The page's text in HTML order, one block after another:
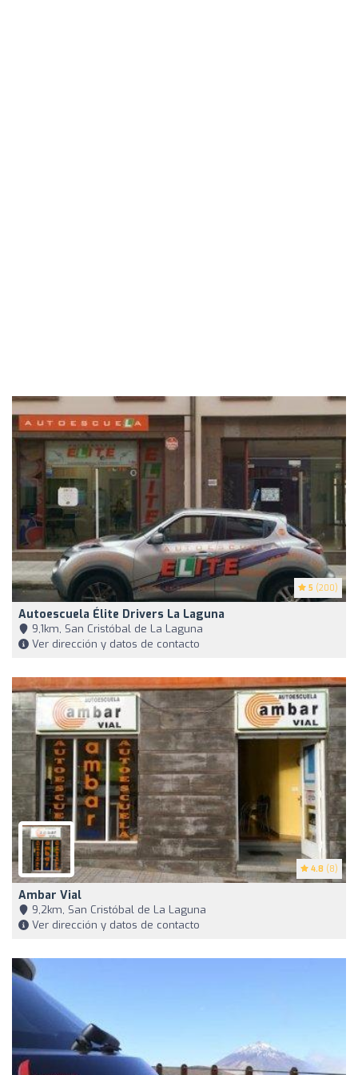
5 (200)
Autoescuela Élite Drivers La Laguna
9,1km, San Cristóbal de La Laguna
Ver dirección y datos de contacto
4.8 (8)
Ambar Vial
9,2km, San Cristóbal de La Laguna
Ver dirección y datos de contacto